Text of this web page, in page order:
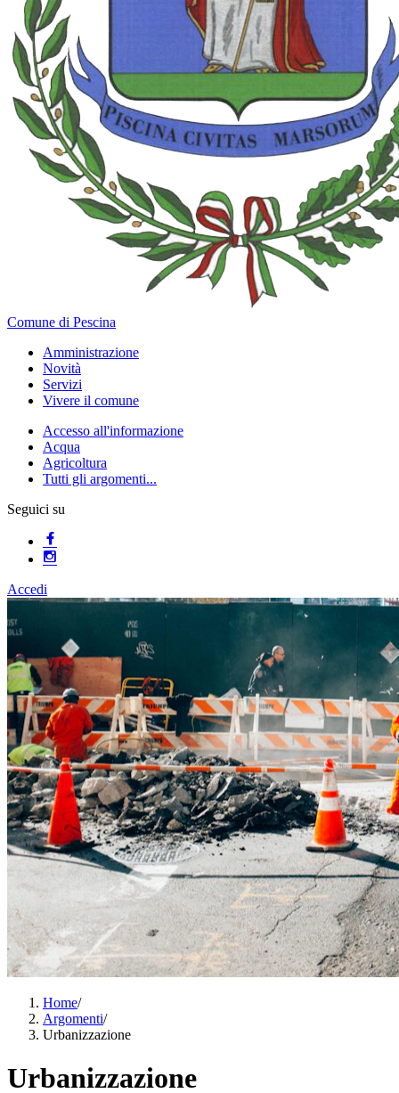
Comune di Pescina
Amministrazione
Novità
Servizi
Vivere il comune
Accesso all'informazione
Acqua
Agricoltura
Tutti gli argomenti...
Seguici su
Accedi
Home/
Argomenti/
Urbanizzazione
Urbanizzazione